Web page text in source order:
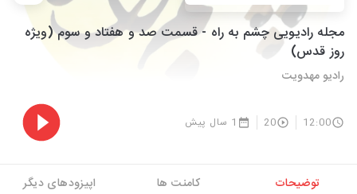
مجله رادیویی چشم به راه - قسمت صد و هفتاد و سوم (ویژه
روز قدس)
رادیو مهدویت
12:00
20 1 سال پیش
توضیحات کامنت ها اپیزودهای دیگر